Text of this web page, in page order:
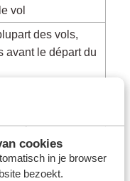
cookies
in je browser
bezoekt.
vol
des vols,
avant le départ du
flexible : De 13
heures avant le vol